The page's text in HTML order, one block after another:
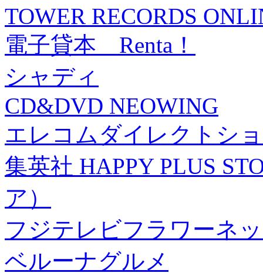
TOWER RECORDS
電子貸本 Renta！
シャディ
CD&DVD NEOWING
エレコムダイレクトシ
集英社 HAPPY PLUS
ア）
フジテレビフラワーネ
ベルーナグルメ